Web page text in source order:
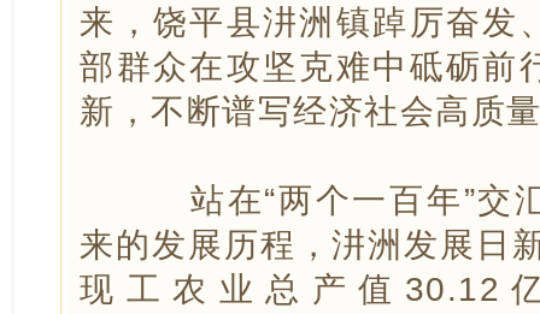
来，饶平县汫洲镇踔厉奋发
部群众在攻坚克难中砥砺前
新，不断谱写经济社会高质
站在“两个一百年”交
来的发展历程，汫洲发展日
现工农业总产值30.12